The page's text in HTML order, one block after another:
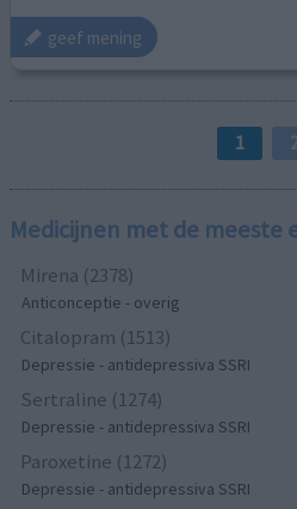
geef mening
1
Medicijnen met de meeste
Mirena (2378)
Anticonceptie - overig
Citalopram (1513)
Depressie - antidepressiva SSRI
Sertraline (1274)
Depressie - antidepressiva SSRI
Paroxetine (1272)
Depressie - antidepressiva SSRI